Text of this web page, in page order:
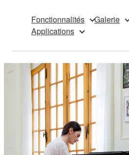
Fonctionnalités Galerie
Applications